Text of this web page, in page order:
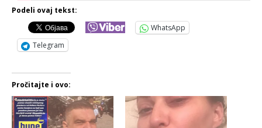
Podeli ovaj tekst:
WhatsApp
Telegram
Pročitajte i ovo: